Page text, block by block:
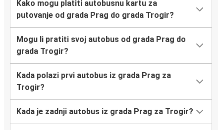
Kako mogu platiti autobusnu kartu za
putovanje od grada Prag do grada Trogir?
Mogu li pratiti svoj autobus od grada Prag do
grada Trogir?
Kada polazi prvi autobus iz grada Prag za
Trogir?
Kada je zadnji autobus iz grada Prag za Trogir?